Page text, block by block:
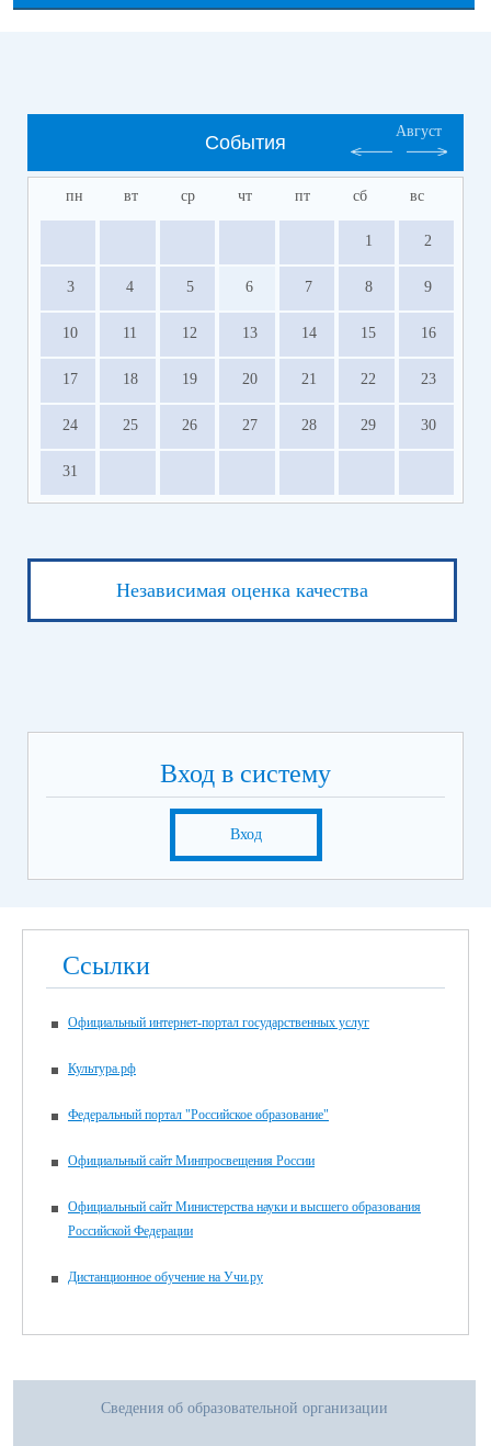
События
Август
пн вт ср чт пт сб вс
1 2
3 4 5 6 7 8 9
10 11 12 13 14 15 16
17 18 19 20 21 22 23
24 25 26 27 28 29 30
31
Независимая оценка качества
Вход в систему
Вход
Ссылки
Официальный интернет-портал государственных услуг
Культура.рф
Федеральный портал "Российское образование"
Официальный сайт Минпросвещения России
Официальный сайт Министерства науки и высшего образования
Российской Федерации
Дистанционное обучение на Учи.ру
Сведения об образовательной организации